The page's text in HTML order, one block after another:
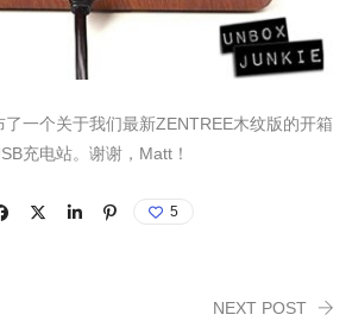
了一个关于我们最新ZENTREE木纹版的开箱
充电站。谢谢，Matt！
5
NEXT POST